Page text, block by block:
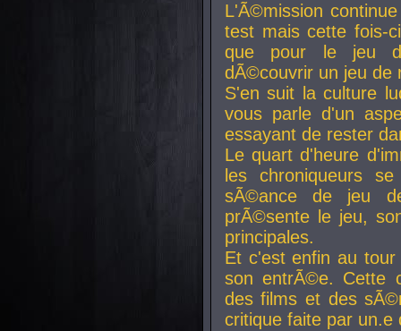
L'Ã©mission
test mais cette fois-
que pour le jeu
dÃ©couvrir un jeu de
S'en suit la culture
vous parle d'un
essayant de rester
Le quart d'heure
les chroniqueurs
sÃ©ance de jeu
prÃ©sente le jeu,
principales.
Et c'est enfin au
son entrÃ©e. Cette
des films et des
critique faite par